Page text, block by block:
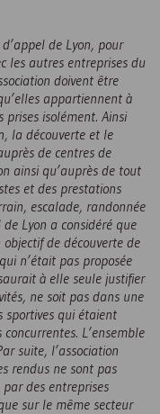
de Lyon, pour
les autres entreprises du
doivent être
appartiennent à
prises isolément. Ainsi
la découverte et le
de centres de
ainsi qu’auprès de tout
et des prestations
escalade, randonnée
Lyon a considéré que
de découverte de
n’était pas proposée
à elle seule justifier
ne soit pas dans une
sportives qui étaient
L’ensemble
suite, l’association
rendus ne sont pas
par des entreprises
sur le même secteur